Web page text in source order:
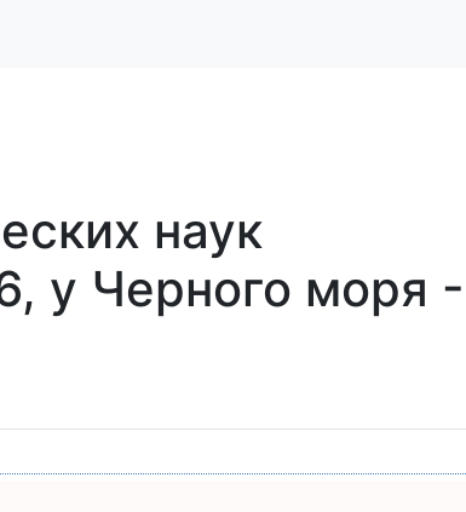
наук
у Черного моря -